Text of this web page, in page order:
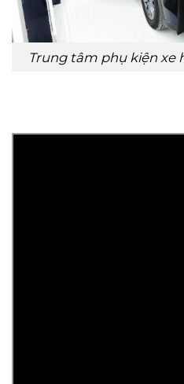
Trung tâm phụ kiện xe